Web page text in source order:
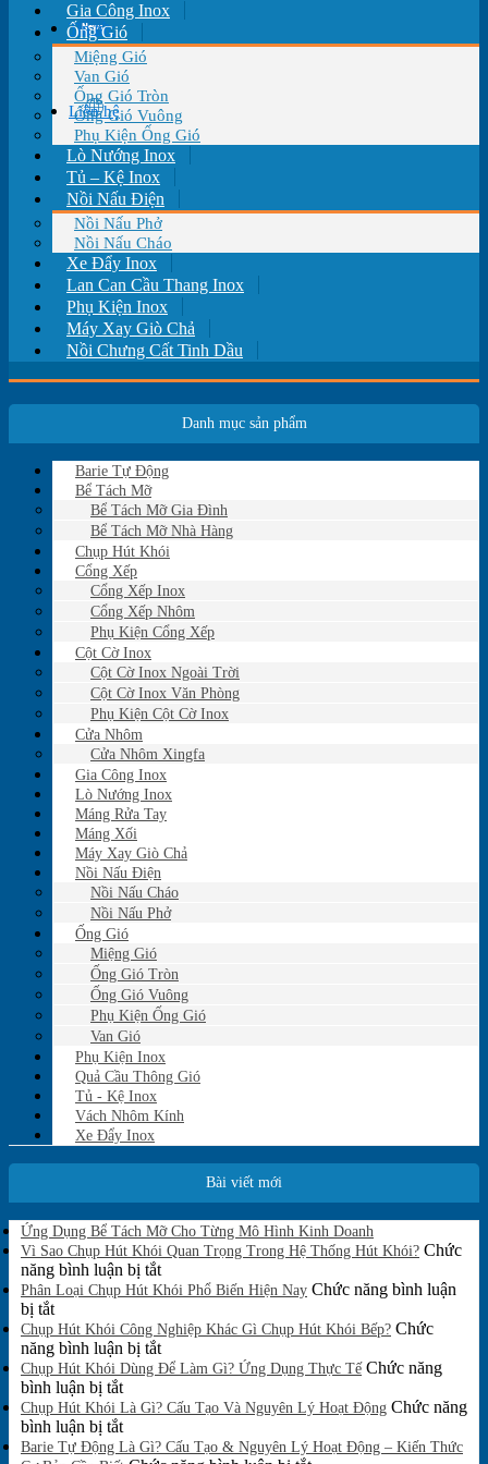
Tin tức
Liên hệ
Gia Công Inox
Ống Gió
Miệng Gió
Van Gió
Ống Gió Tròn
Ống Gió Vuông
Phụ Kiện Ống Gió
Lò Nướng Inox
Tủ – Kệ Inox
Nồi Nấu Điện
Nồi Nấu Phở
Nồi Nấu Cháo
Xe Đẩy Inox
Lan Can Cầu Thang Inox
Phụ Kiện Inox
Máy Xay Giò Chả
Nồi Chưng Cất Tinh Dầu
Danh mục sản phẩm
Barie Tự Động
Bể Tách Mỡ
Bể Tách Mỡ Gia Đình
Bể Tách Mỡ Nhà Hàng
Chụp Hút Khói
Cổng Xếp
Cổng Xếp Inox
Cổng Xếp Nhôm
Phụ Kiện Cổng Xếp
Cột Cờ Inox
Cột Cờ Inox Ngoài Trời
Cột Cờ Inox Văn Phòng
Phụ Kiện Cột Cờ Inox
Cửa Nhôm
Cửa Nhôm Xingfa
Gia Công Inox
Lò Nướng Inox
Máng Rửa Tay
Máng Xối
Máy Xay Giò Chả
Nồi Nấu Điện
Nồi Nấu Cháo
Nồi Nấu Phở
Ống Gió
Miệng Gió
Ống Gió Tròn
Ống Gió Vuông
Phụ Kiện Ống Gió
Van Gió
Phụ Kiện Inox
Quả Cầu Thông Gió
Tủ - Kệ Inox
Vách Nhôm Kính
Xe Đẩy Inox
Bài viết mới
Ứng Dụng Bể Tách Mỡ Cho Từng Mô Hình Kinh Doanh
có
bình
luận
ở
Dụng
Tách
Cho
Từng
Hình
Vì Sao Chụp Hút Khói Quan Trọng Trong Hệ Thống Hút Khói? Chức
năng bình luận bị tắtở
Vì
Chụp
Hút
Khói
Trọng
Hệ
Phân Loại Chụp Hút Khói Phổ Biến Hiện Nay Chức năng bình luận
bị tắtở
Phân
Loại
Chụp
Hút
Khói
Phổ
Biến
Chụp Hút Khói Công Nghiệp Khác Gì Chụp Hút Khói Bếp? Chức
năng bình luận bị tắtở
Chụp
Khói
Nghiệp
Chụp Hút Khói Dùng Để Làm Gì? Ứng Dụng Thực Tế Chức năng
bình luận bị tắtở
Chụp
Hút
Khói
Chụp Hút Khói Là Gì? Cấu Tạo Và Nguyên Lý Hoạt Động Chức năng
bình luận bị tắtở
Chụp
Barie Tự Động Là Gì? Cấu Tạo & Nguyên Lý Hoạt Động – Kiến Thức